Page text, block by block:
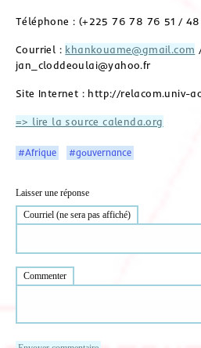
Téléphone : (+225 76 78 76 51 /
Courriel : khankouame@gmail.com
jan_cloddeoulai@yahoo.fr
Site Internet : http://relacom.univ-
=> lire la source calenda.org
#Afrique #gouvernance
Laisser une réponse
Courriel (ne sera pas affiché)
Commenter